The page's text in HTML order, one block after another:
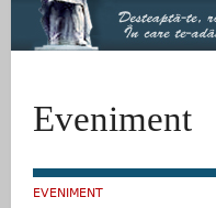
Eveniment
EVENIMENT